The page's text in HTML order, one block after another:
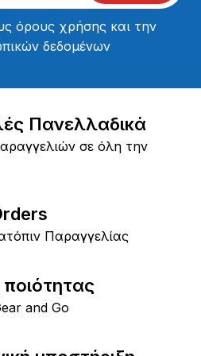
όρους χρήσης και την
δεδομένων
Πανελλαδικά
σε όλη την
Παραγγελίας
and Go